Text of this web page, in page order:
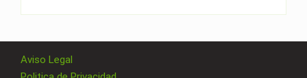
Aviso Legal